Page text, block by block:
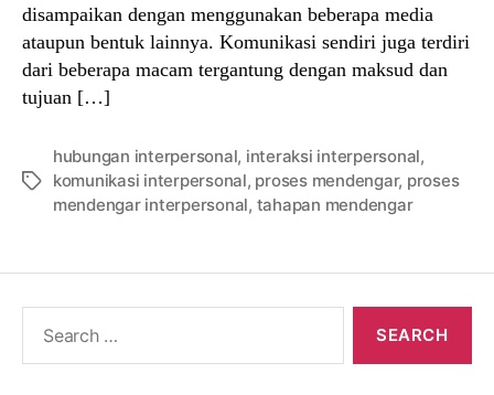
disampaikan dengan menggunakan beberapa media
ataupun bentuk lainnya. Komunikasi sendiri juga terdiri
dari beberapa macam tergantung dengan maksud dan
tujuan […]
Tags
hubungan interpersonal, interaksi interpersonal,
komunikasi interpersonal, proses mendengar, proses
mendengar interpersonal, tahapan mendengar